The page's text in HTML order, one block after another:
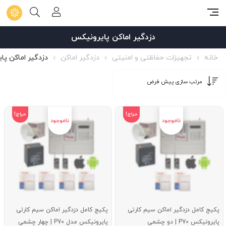
دزدگیر اماکن پایرونیکس
خانه تجهیزات حفاظتی و امنیتی دزدگیر اماکن دزدگیر اماکن
حراج!
پکیج کامل دزدگیر اماکن سیم کارتی
پایرونیکس P70 | دو چشمی
حراج!
پکیج کامل دزدگیر اماکن سیم کارتی
پایرونیکس مدل P70 | چهار چشمی